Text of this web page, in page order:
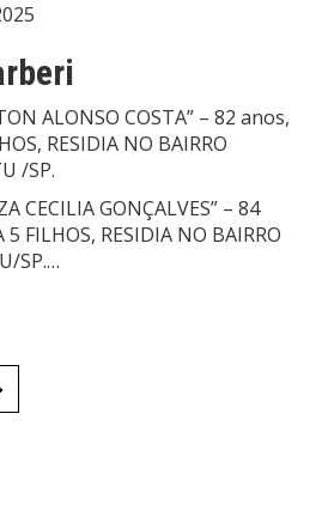
ALONSO COSTA” – 82 anos,
RESIDIA NO BAIRRO
/SP.
CECILIA GONÇALVES” – 84
FILHOS, RESIDIA NO BAIRRO
SP.…